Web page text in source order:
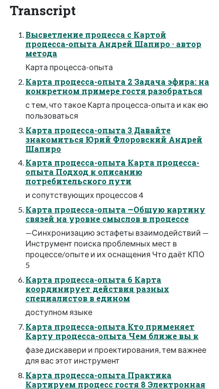
Transcript
Высветление процесса с Картой
процесса-опыта Андрей Шапиро · автор
метода
Карта процесса-опыта
Карта процесса-опыта 2 Задача эфира: на
конкретном примере гостя разобраться
с тем, что такое Карта процесса-опыта и как ею
пользоваться
Карта процесса-опыта 3 Давайте
знакомиться Юрий Флоровский Андрей
Шапиро
Карта процесса-опыта Карта процесса-
опыта Подход к описанию
потребительского пути
и сопутствующих процессов 4
Карта процесса-опыта —Общую картину
связей на уровне смыслов в процессе
—Синхронизацию эстафеты взаимодействий —
Инструмент поиска проблемных мест в
процессе/опыте и их оснащения Что даёт КПО
5
Карта процесса-опыта 6 Карта
координирует действия разных
специалистов в едином
доступном языке
Карта процесса-опыта Кто применяет
Карту процесса-опыта Чем ближе вы к
фазе дискавери и проектирования, тем важнее
для вас этот инструмент
Карта процесса-опыта Практика
Картируем процесс гостя 8 Электронная